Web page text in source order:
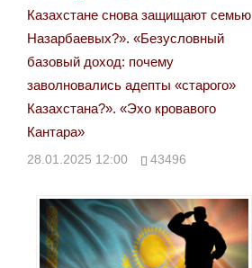
Казахстане снова защищают семью
Назарбаевых?». «Безусловный
базовый доход: почему
заволновались адепты «старого»
Казахстана?». «Эхо кровавого
Кантара»
28.01.2025 12:00 43496